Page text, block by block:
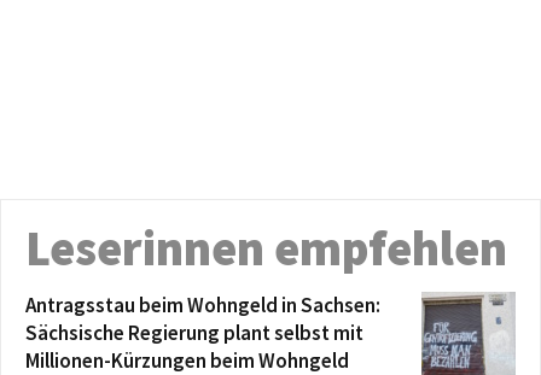
Leserinnen empfehlen
Antragsstau beim Wohngeld in Sachsen:
Sächsische Regierung plant selbst mit
Millionen-Kürzungen beim Wohngeld